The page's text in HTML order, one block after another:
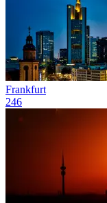
Frankfurt
246